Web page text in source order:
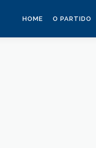
HOME O PARTIDO